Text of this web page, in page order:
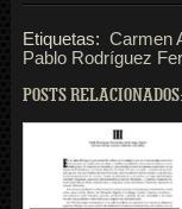
Etiquetas: Carmen
Pablo Rodríguez
POSTS RELACIONADOS: